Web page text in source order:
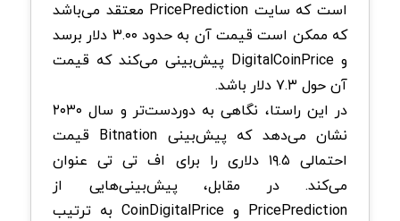
است که سایت PricePrediction معتقد می‌باشد
که ممکن است قیمت آن به حدود ۳.۰۰ دلار برسد
و DigitalCoinPrice پیش‌بینی می‌کند که قیمت
آن حول ۷.۳ دلار باشد.
در این راستا، نگاهی به دوردست‌تر و سال ۲۰۳۰
نشان می‌دهد که پیش‌بینی Bitnation قیمت
احتمالی ۱۹.۵ دلاری را برای اف تی تی عنوان
می‌کند. در مقابل، پیش‌بینی‌هایی از
PricePrediction و CoinDigitalPrice به ترتیب